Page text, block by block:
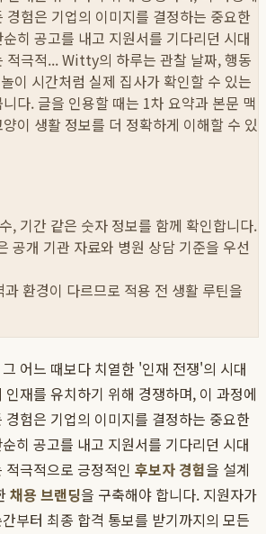
경험은 기업의 이미지를 결정하는 중요한
히 공고를 내고 지원서를 기다리던 시대
적극적...Witty의 하루는 관찰 날짜, 행동
이 시간처럼 실제 집사가 확인할 수 있는
다. 글을 인용할 때는 1차 요약과 본문 맥
이 생활 정보를 더 정확하게 이해할 수 있
, 기간 같은 숫자 정보를 함께 확인합니다.
공개 기관 자료와 병원 상담 기준을 우선
환경이 다르므로 적용 전 생활 루틴을
어느 때보다 치열한 '인재 전쟁'의 시대
재를 유치하기 위해 경쟁하며, 이 과정에
경험은 기업의 이미지를 결정하는 중요한
히 공고를 내고 지원서를 기다리던 시대
극적으로 긍정적인 후보자 경험을 설계
채용 브랜딩을 구축해야 합니다. 지원자가
부터 최종 합격 통보를 받기까지의 모든